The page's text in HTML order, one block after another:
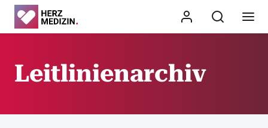
Leitlinienarchiv